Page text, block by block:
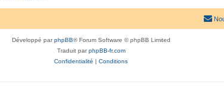
Développé parphpBB® Forum Software © phpBB Limited
Traduit parphpBB-fr.com
Confidentialité | Conditions